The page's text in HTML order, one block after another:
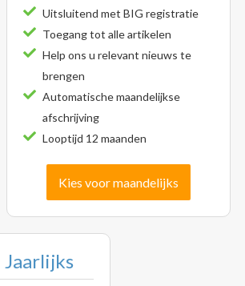
Uitsluitend met BIG registratie
Toegang tot alle artikelen
Help ons u relevant nieuws te
brengen
Automatische maandelijkse
afschrijving
Looptijd 12 maanden
Kies voor maandelijks